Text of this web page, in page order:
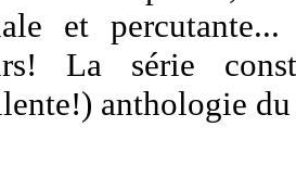
et
La série
anthologie du